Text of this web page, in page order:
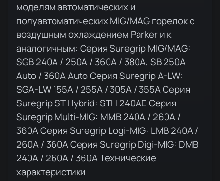
моделям автоматических и
полуавтоматических MIG/MAG горелок с
воздушным охлаждением Parker и к
аналогичным: Серия Suregrip MIG/MAG:
SGB 240A / 250A / 360A / 380A, SB 250A
Auto / 360A Auto Серия Suregrip A-LW:
SGA-LW 155A / 255A / 305A / 355A Серия
Suregrip ST Hybrid: STH 240AE Серия
Suregrip Multi-MIG: MMB 240A / 260A /
360A Серия Suregrip Logi-MIG: LMB 240A /
260A / 360A Серия Suregrip Digi-MIG: DMB
240A / 260A / 360A Технические
характеристики